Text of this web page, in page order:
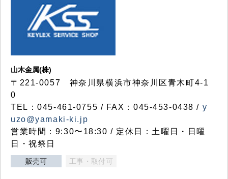
山木金属(株)
〒221-0057 神奈川県横浜市神奈川区青木町4-1
0
TEL：045-461-0755 / FAX：045-453-0438 / y
uzo@yamaki-ki.jp
営業時間：9:30〜18:30 / 定休日：土曜日・日曜
日・祝祭日
販売可 工事・取付可